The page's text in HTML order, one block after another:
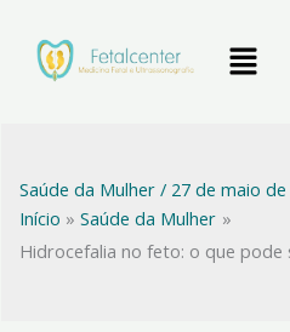
Menu
Saúde da Mulher/ 27 de maio de
Início
Saúde da Mulher
Hidrocefalia no feto: o que